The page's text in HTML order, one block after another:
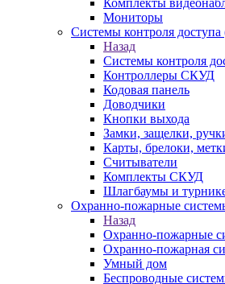
Комплекты
Мониторы
Системы контроля
Назад
Системы контроля
Контроллеры СКУД
Кодовая панель
Доводчики
Кнопки выхода
Замки, защелки,
Карты, брелоки,
Считыватели
Комплекты СКУД
Шлагбаумы и
Охранно-пожарные
Назад
Охранно-пожарные
Охранно-пожарная
Умный дом
Беспроводные